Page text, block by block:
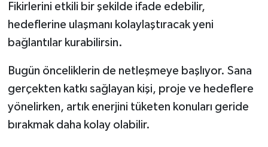
Fikirlerini etkili bir şekilde ifade edebilir,
hedeflerine ulaşmanı kolaylaştıracak yeni
bağlantılar kurabilirsin.
Bugün önceliklerin de netleşmeye başlıyor. Sana
gerçekten katkı sağlayan kişi, proje ve hedeflere
yönelirken, artık enerjini tüketen konuları geride
bırakmak daha kolay olabilir.